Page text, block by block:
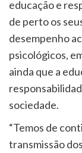
educação e
de perto os
desempenho
psicológicos,
ainda que a
sociedade.
“Temos de
transmissão